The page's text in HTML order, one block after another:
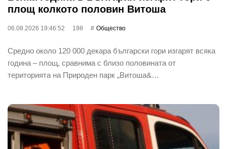
площ колкото половин Витоша
06.08.2026 19:46:52 198 Общество
Средно около 120 000 декара български гори изгарят всяка
година – площ, сравнима с близо половината от
територията на Природен парк „Витоша&…